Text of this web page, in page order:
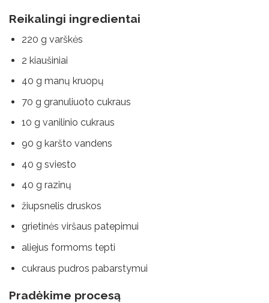
Reikalingi ingredientai
220 g varškės
2 kiaušiniai
40 g manų kruopų
70 g granuliuoto cukraus
10 g vanilinio cukraus
90 g karšto vandens
40 g sviesto
40 g razinų
žiupsnelis druskos
grietinės viršaus patepimui
aliejus formoms tepti
cukraus pudros pabarstymui
Pradėkime procesą